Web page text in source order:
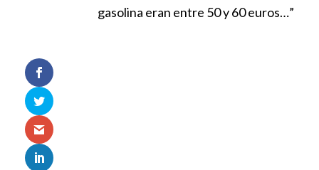
gasolina eran entre 50 y 60 euros…”